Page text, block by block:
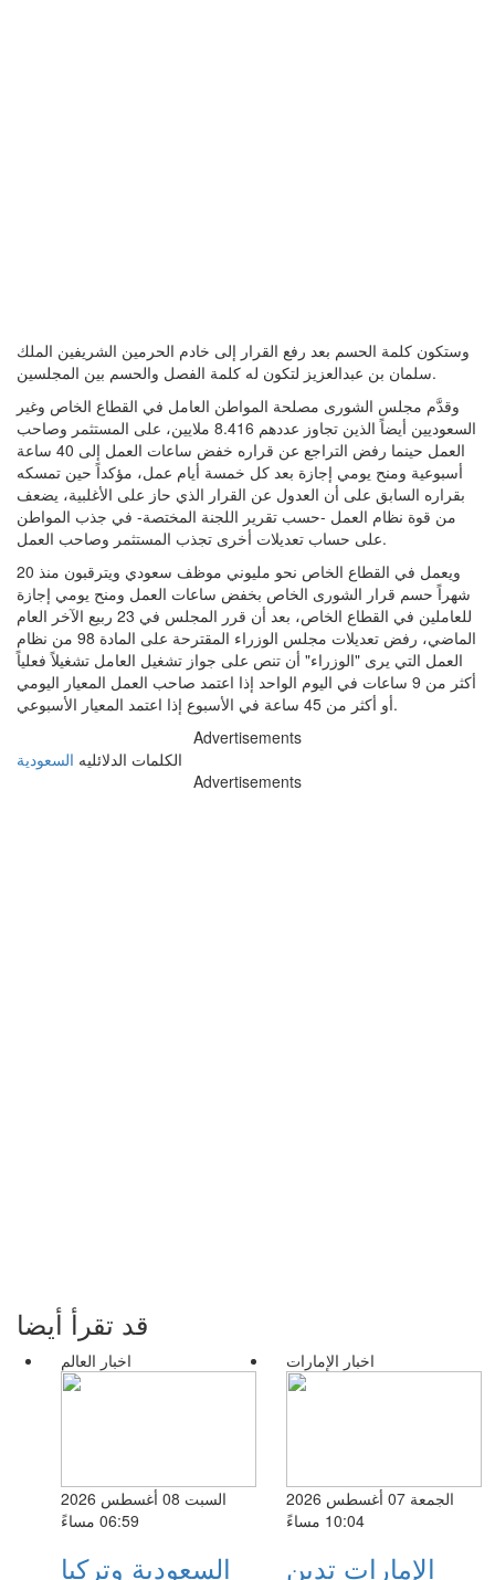
وستكون كلمة الحسم بعد رفع القرار إلى خادم الحرمين الشريفين الملك
سلمان بن عبدالعزيز لتكون له كلمة الفصل والحسم بين المجلسين.
وقدَّم مجلس الشورى مصلحة المواطن العامل في القطاع الخاص وغير
السعوديين أيضاً الذين تجاوز عددهم 8.416 ملايين، على المستثمر وصاحب
العمل حينما رفض التراجع عن قراره خفض ساعات العمل إلى 40 ساعة
أسبوعية ومنح يومي إجازة بعد كل خمسة أيام عمل، مؤكداً حين تمسكه
بقراره السابق على أن العدول عن القرار الذي حاز على الأغلبية، يضعف
من قوة نظام العمل -حسب تقرير اللجنة المختصة- في جذب المواطن
على حساب تعديلات أخرى تجذب المستثمر وصاحب العمل.
ويعمل في القطاع الخاص نحو مليوني موظف سعودي ويترقبون منذ 20
شهراً حسم قرار الشورى الخاص بخفض ساعات العمل ومنح يومي إجازة
للعاملين في القطاع الخاص، بعد أن قرر المجلس في 23 ربيع الآخر العام
الماضي، رفض تعديلات مجلس الوزراء المقترحة على المادة 98 من نظام
العمل التي يرى "الوزراء" أن تنص على جواز تشغيل العامل تشغيلاً فعلياً
أكثر من 9 ساعات في اليوم الواحد إذا اعتمد صاحب العمل المعيار اليومي
أو أكثر من 45 ساعة في الأسبوع إذا اعتمد المعيار الأسبوعي.
Advertisements
الكلمات الدلائليه السعودية
Advertisements
قد تقرأ أيضا
اخبار العالم
السبت 08 أغسطس 2026
06:59 مساءً
السعودية وتركيا
اخبار الإمارات
الجمعة 07 أغسطس 2026
10:04 مساءً
الإمارات تدين